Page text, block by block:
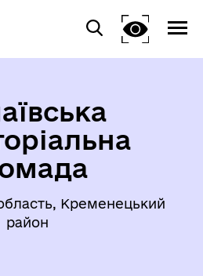
Кременецький
район